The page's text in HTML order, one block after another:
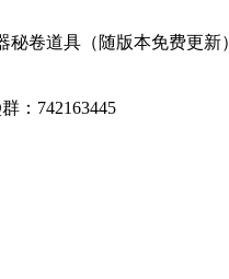
卷道具（随版本免费更
：742163445